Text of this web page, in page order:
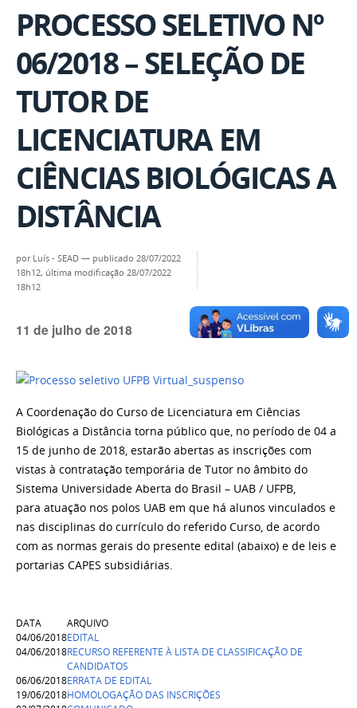
PROCESSO SELETIVO Nº
06/2018 – SELEÇÃO DE
TUTOR DE
LICENCIATURA EM
CIÊNCIAS BIOLÓGICAS A
DISTÂNCIA
por Luís - SEAD — publicado 28/07/2022
18h12, última modificação 28/07/2022
18h12
11 de julho de 2018
A Coordenação do Curso de Licenciatura em Ciências
Biológicas a Distância torna público que, no período de 04 a
15 de junho de 2018, estarão abertas as inscrições com
vistas à contratação temporária de Tutor no âmbito do
Sistema Universidade Aberta do Brasil – UAB / UFPB,
para atuação nos polos UAB em que há alunos vinculados e
nas disciplinas do currículo do referido Curso, de acordo
com as normas gerais do presente edital (abaixo) e de leis e
portarias CAPES subsidiárias.
DATA
ARQUIVO
04/06/2018EDITAL
04/06/2018RECURSO REFERENTE À LISTA DE CLASSIFICAÇÃO DE
CANDIDATOS
06/06/2018ERRATA DE EDITAL
19/06/2018HOMOLOGAÇÃO DAS INSCRIÇÕES